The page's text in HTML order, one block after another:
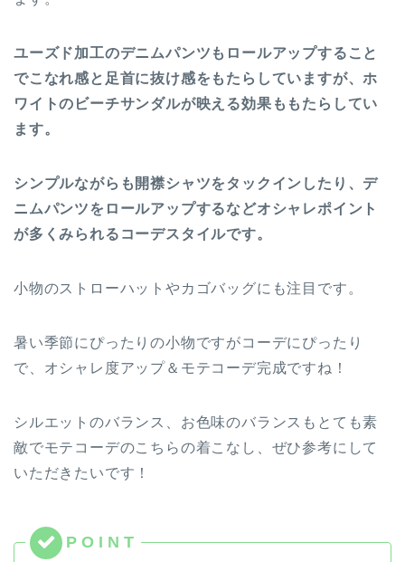
ユーズド加工のデニムパンツもロールアップすること
でこなれ感と足首に抜け感をもたらしていますが、ホ
ワイトのビーチサンダルが映える効果ももたらしてい
ます。
シンプルながらも開襟シャツをタックインしたり、デ
ニムパンツをロールアップするなどオシャレポイント
が多くみられるコーデスタイルです。
小物のストローハットやカゴバッグにも注目です。
暑い季節にぴったりの小物ですがコーデにぴったり
で、オシャレ度アップ＆モテコーデ完成ですね！
シルエットのバランス、お色味のバランスもとても素
敵でモテコーデのこちらの着こなし、ぜひ参考にして
いただきたいです！